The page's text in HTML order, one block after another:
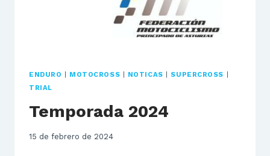
ENDURO MOTOCROSS NOTICAS |SUPERCROSS
TRIAL
Temporada 2024
15 de febrero de 2024